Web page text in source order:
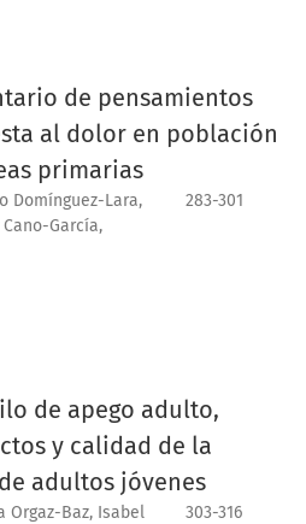
de pensamientos
al dolor en población
primarias
Domínguez-Lara,
García,
283-301
de apego adulto,
y calidad de la
adultos jóvenes
Orgaz-Baz, Isabel
303-316